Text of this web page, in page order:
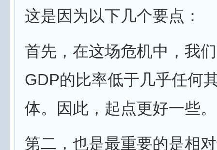
这是因为以下几个要点：
首先，在这场危机中，我
GDP的比率低于几乎任何
体。因此，起点更好一些。
第二，也是最重要的是相